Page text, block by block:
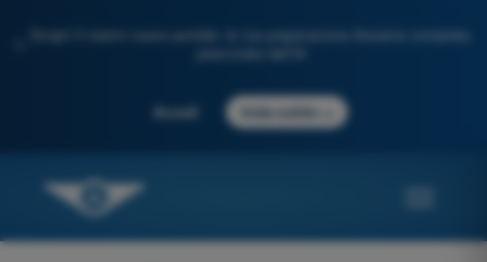
Scopri il nostro nuovo portale: la tua preparazione d'esame completa,
Accedi Inizia subito